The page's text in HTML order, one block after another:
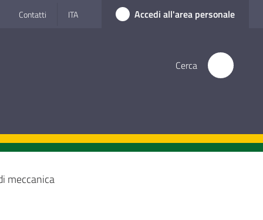
Contatti ITA Accedi all'area personale
Cerca
meccanica